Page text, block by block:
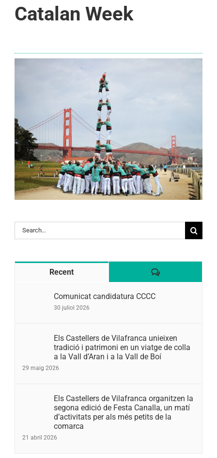
Catalan Week
Search
for:
Recent Comentaris
Comunicat candidatura CCCC
30 juliol 2026
Els Castellers de Vilafranca unieixen
tradició i patrimoni en un viatge de colla
a la Vall d’Aran i a la Vall de Boí
29 maig 2026
Els Castellers de Vilafranca organitzen la
segona edició de Festa Canalla, un matí
d’activitats per als més petits de la
comarca
21 abril 2026